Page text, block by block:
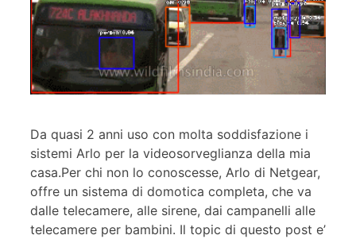
Da quasi 2 anni uso con molta soddisfazione i
sistemi Arlo per la videosorveglianza della mia
casa.Per chi non lo conoscesse, Arlo di Netgear,
offre un sistema di domotica completa, che va
dalle telecamere, alle sirene, dai campanelli alle
telecamere per bambini. Il topic di questo post e’